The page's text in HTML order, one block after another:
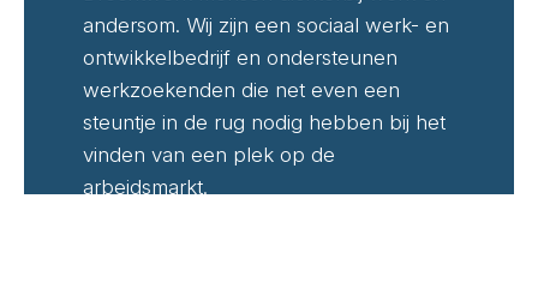
andersom. Wij zijn een sociaal werk- en
ontwikkelbedrijf en ondersteunen
werkzoekenden die net even een
steuntje in de rug nodig hebben bij het
vinden van een plek op de
arbeidsmarkt.